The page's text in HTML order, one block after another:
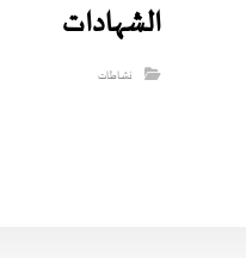
الشهادات
نشاطات